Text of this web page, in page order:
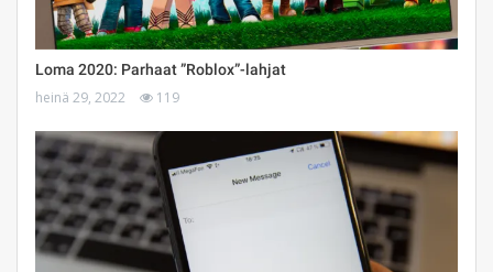
Loma 2020: Parhaat ”Roblox”-lahjat
heinä 29, 2022 119